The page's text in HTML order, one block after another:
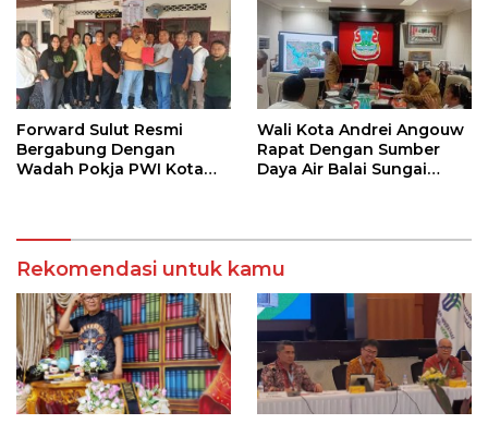
Forward Sulut Resmi
Bergabung Dengan
Wadah Pokja PWI Kota
Wali Kota Andrei Angouw
Rapat Dengan Sumber
Daya Air Balai Sungai
Rekomendasi untuk kamu